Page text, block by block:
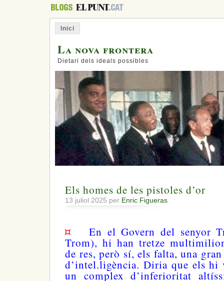
Inici
La nova frontera
Dietari dels ideals possibles
Els homes de les pistoles d’or
13 juliol 2025 per Enric Figueras
¤ En el Govern del senyor
Trom), hi han tretze
de res, però sí, els falta, una
d’intel.ligència. Diria que els hi
un complex d’inferioritat